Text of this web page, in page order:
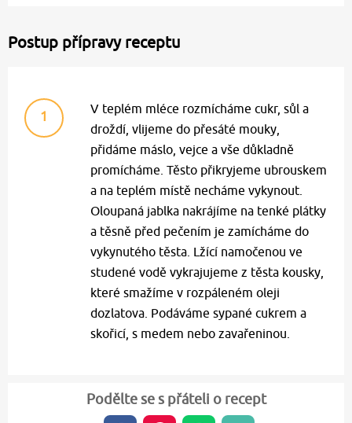
Postup přípravy receptu
1
V teplém mléce rozmícháme cukr, sůl a
droždí, vlijeme do přesáté mouky,
přidáme máslo, vejce a vše důkladně
promícháme. Těsto přikryjeme ubrouskem
a na teplém místě necháme vykynout.
Oloupaná jablka nakrájíme na tenké plátky
a těsně před pečením je zamícháme do
vykynutého těsta. Lžící namočenou ve
studené vodě vykrajujeme z těsta kousky,
které smažíme v rozpáleném oleji
dozlatova. Podáváme sypané cukrem a
skořicí, s medem nebo zavařeninou.
Podělte se s přáteli o recept